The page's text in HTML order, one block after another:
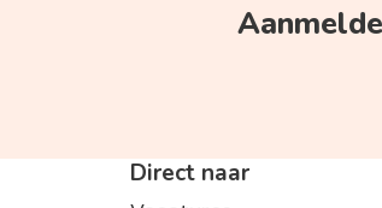
Direct naar